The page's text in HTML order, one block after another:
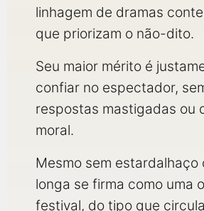
linhagem de dramas
que priorizam o não-dito.
Seu maior mérito é
confiar no espectador,
respostas mastigadas ou
moral.
Mesmo sem estardalhaço
longa se firma como uma
festival, do tipo que